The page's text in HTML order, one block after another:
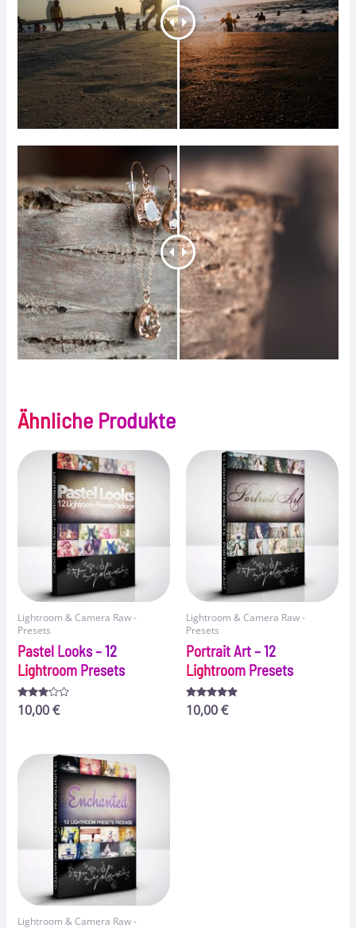
Ähnliche Produkte
Lightroom & Camera Raw -
Presets
Pastel Looks – 12
Lightroom Presets
Bewertet
mit
10,00€
Lightroom & Camera Raw -
Presets
Portrait Art – 12
Lightroom Presets
Bewertet
mit
10,00€
Lightroom & Camera Raw -